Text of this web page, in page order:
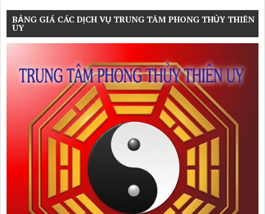
BẢNG GIÁ CÁC DỊCH VỤ TRUNG TÂM PHONG THỦY THIÊN
UY